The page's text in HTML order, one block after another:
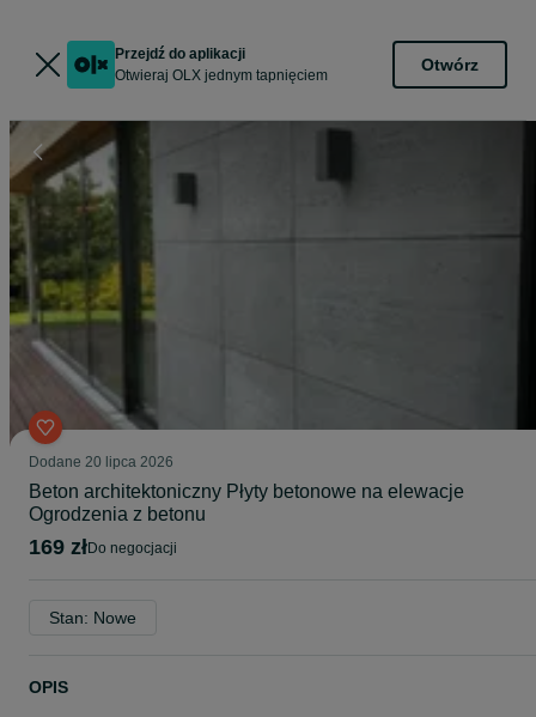
Przejdź do aplikacji
Otwieraj OLX jednym tapnięciem
Otwórz
Dodane 20 lipca 2026
Beton architektoniczny Płyty betonowe na elewacje
Ogrodzenia z betonu
169 zł do negocjacji
Stan: Nowe
OPIS